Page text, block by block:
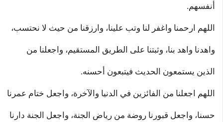
أنفسهم.
اللهم ارحمنا واغفر لنا وتب علينا، وارزقنا من حيث لا نحتسب،
واهدنا واهد بنا، وثبتنا على الطريق المستقيم، واجعلنا من
الذين يستمعون الحديث فيتبعون أحسنه.
اللهم اجعلنا من الفائزين في الدنيا والآخرة، واجعل ختام عمرنا
حسنا، واجعل قبورنا روضة من رياض الجنة، واجعل الجنة دارنا